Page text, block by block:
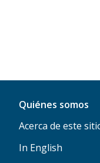
Quiénes somos
Acerca de este
In English